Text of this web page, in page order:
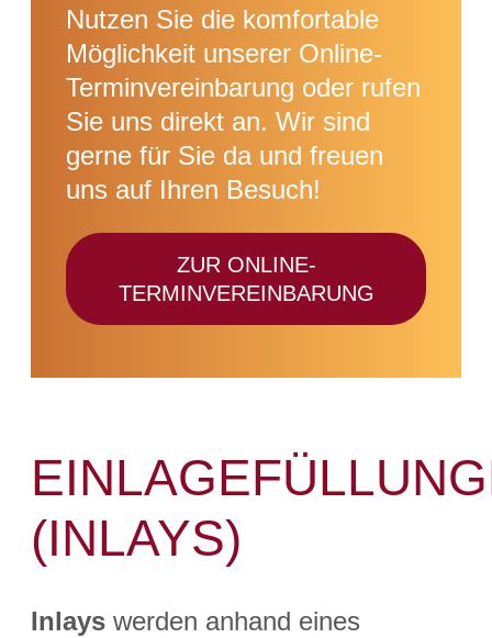
Nutzen Sie die komfortable
Möglichkeit unserer Online-
Terminvereinbarung oder rufen
Sie uns direkt an. Wir sind
gerne für Sie da und freuen
uns auf Ihren Besuch!
ZUR ONLINE-
TERMINVEREINBARUNG
(INLAYS)
Inlays werden anhand eines